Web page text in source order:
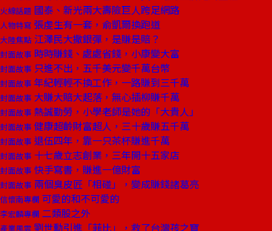
火線話題 國泰、新光兩大壽險巨人跨足網路
人物特寫 張虔生有一套，俞凱爾換跑道
大陸焦點 江澤民大撒銀彈，是賺是賠？
封面故事 時時賺錢、處處省錢，小康變大富
封面故事 只進不出，五千美元變千萬台幣
封面故事 年紀輕輕不換工作，一路賺到三千萬
封面故事 大賺大賠大起落，無心插柳賺千萬
封面故事 熱誠勤勞，小學老師是她的「大貴人」
封面故事 健康超齡財富超人，三十歲賺五千萬
封面故事 退伍四年，靠一只茶杯賺進千萬
封面故事 十七歲立志創業，三年開十五家店
封面故事 快手寫書，賺進一億財富
封面故事 兩個臭皮匠「相碰」，變成賺錢諸葛亮
信懷南專欄 可愛的和不可愛的
李宏麟專欄 二類股之外
產業風雲 劉世勳引進「菲比」，救了台灣孩之寶